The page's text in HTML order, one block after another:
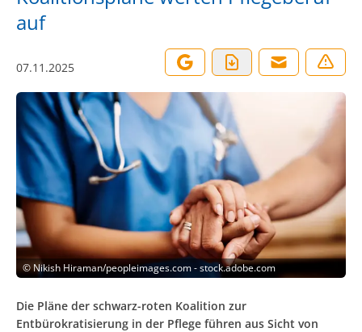
auf
07.11.2025
©Nikish Hiraman/peopleimages.com - stock.adobe.com
Die Pläne der schwarz-roten Koalition zur
Entbürokratisierung in der Pflege führen aus Sicht von